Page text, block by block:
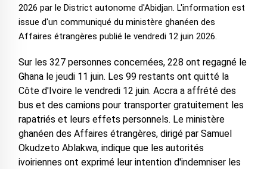
2026 par le District autonome d'Abidjan. L'information est
issue d'un communiqué du ministère ghanéen des
Affaires étrangères publié le vendredi 12 juin 2026.
Sur les 327 personnes concernées, 228 ont regagné le
Ghana le jeudi 11 juin. Les 99 restants ont quitté la
Côte d'Ivoire le vendredi 12 juin. Accra a affrété des
bus et des camions pour transporter gratuitement les
rapatriés et leurs effets personnels. Le ministère
ghanéen des Affaires étrangères, dirigé par Samuel
Okudzeto Ablakwa, indique que les autorités
ivoiriennes ont exprimé leur intention d'indemniser les